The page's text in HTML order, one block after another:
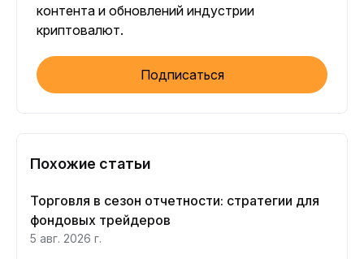
контента и обновлений индустрии
криптовалют.
Подписаться
Похожие статьи
Торговля в сезон отчетности: стратегии для
фондовых трейдеров
5 авг. 2026 г.